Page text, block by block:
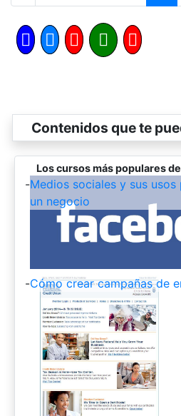
Contenidos que te
Los cursos más populares
-Medios sociales y sus
un negocio
-Cómo crear campañas de